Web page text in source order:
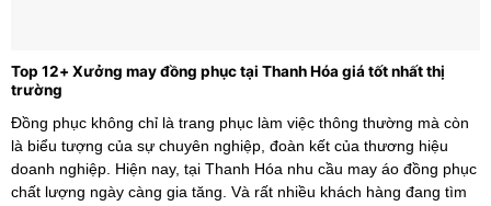
Top 12+ Xưởng may đồng phục tại Thanh Hóa giá tốt nhất thị
trường
Đồng phục không chỉ là trang phục làm việc thông thường mà còn
là biểu tượng của sự chuyên nghiệp, đoàn kết của thương hiệu
doanh nghiệp. Hiện nay, tại Thanh Hóa nhu cầu may áo đồng phục
chất lượng ngày càng gia tăng. Và rất nhiều khách hàng đang tìm